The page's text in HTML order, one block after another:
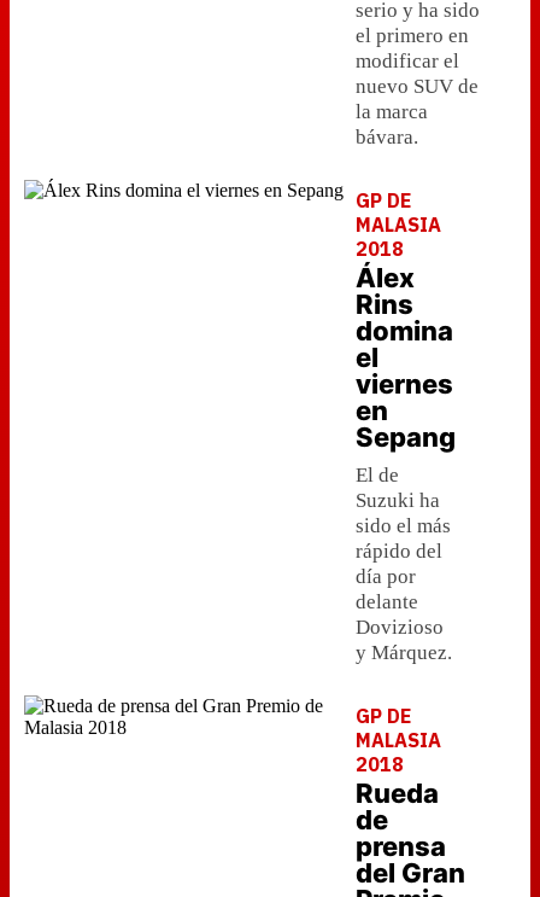
serio y ha sido
el primero en
modificar el
nuevo SUV de
la marca
bávara.
GP DE
MALASIA
2018
Álex
Rins
domina
el
viernes
en
Sepang
El de
Suzuki ha
sido el más
rápido del
día por
delante
Dovizioso
y Márquez.
GP DE
MALASIA
2018
Rueda
de
prensa
del Gran